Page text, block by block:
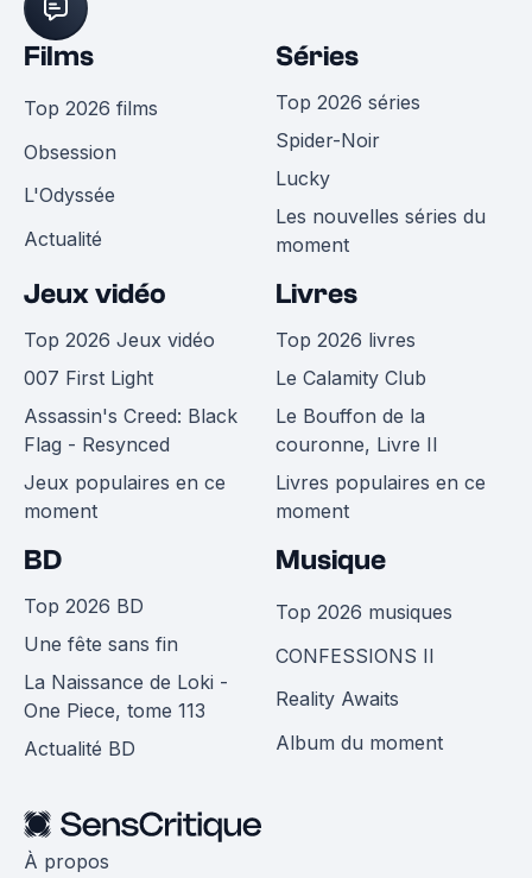
Films
Top 2026 films
Obsession
L'Odyssée
Actualité
Séries
Top 2026 séries
Spider-Noir
Lucky
Les nouvelles séries du
moment
Jeux vidéo
Top 2026 Jeux vidéo
007 First Light
Assassin's Creed: Black
Flag - Resynced
Jeux populaires en ce
moment
Livres
Top 2026 livres
Le Calamity Club
Le Bouffon de la
couronne, Livre II
Livres populaires en ce
moment
BD
Top 2026 BD
Une fête sans fin
La Naissance de Loki -
One Piece, tome 113
Actualité BD
Musique
Top 2026 musiques
CONFESSIONS II
Reality Awaits
Album du moment
À propos